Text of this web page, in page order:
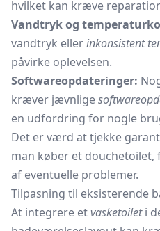
hvilket kan kræve
Vandtryk og
vandtryk ellerinkonsistent
påvirke oplevelsen.
Softwareopdateringer:
kræver jævnlige
en udfordring for nogle
Det er værd at tjekke
man køber et
af eventuelle problemer.
Tilpasning til eksisterende
At integrere etvasketoileti